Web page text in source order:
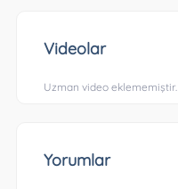
Videolar
Uzman video eklememiştir.
Yorumlar